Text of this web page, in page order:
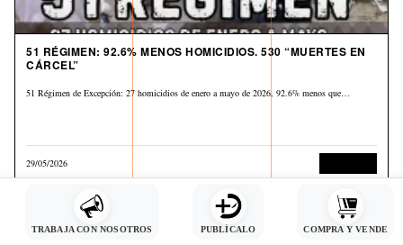
51 RÉGIMEN: 92.6% MENOS HOMICIDIOS. 530 “MUERTES EN
CÁRCEL”
51 Régimen de Excepción: 27 homicidios de enero a mayo de 2026, 92.6% menos que…
29/05/2026
TRABAJA CON NOSOTROS PUBLÍCALO COMPRA Y VENDE